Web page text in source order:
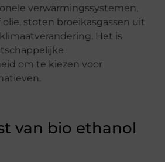
verwarmingssystemen,
olie, stoten broeikasgassen uit
Het is
om te kiezen voor
van bio ethanol